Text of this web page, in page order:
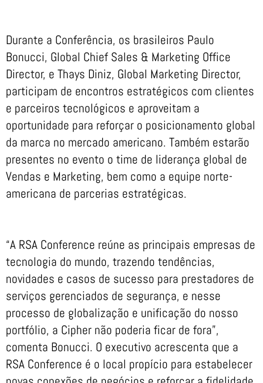
Durante a Conferência, os brasileiros Paulo
Bonucci, Global Chief Sales & Marketing Office
Director, e Thays Diniz, Global Marketing Director,
participam de encontros estratégicos com clientes
e parceiros tecnológicos e aproveitam a
oportunidade para reforçar o posicionamento global
da marca no mercado americano. Também estarão
presentes no evento o time de liderança global de
Vendas e Marketing, bem como a equipe norte-
americana de parcerias estratégicas.
“A RSA Conference reúne as principais empresas de
tecnologia do mundo, trazendo tendências,
novidades e casos de sucesso para prestadores de
serviços gerenciados de segurança, e nesse
processo de globalização e unificação do nosso
portfólio, a Cipher não poderia ficar de fora”,
comenta Bonucci. O executivo acrescenta que a
RSA Conference é o local propício para estabelecer